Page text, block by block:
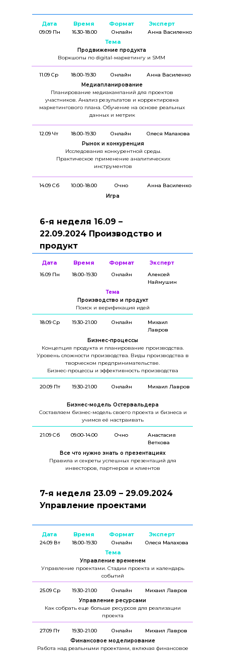
Дата Время Формат
Тема
Эксперт
09.09 Пн
11.09 Ср
16.30-18.00 Онлайн
Продвижение продукта
Воркшопы по digital-маркетингу и SMM
Анна Василенко
18.00-19.30
Онлайн
Медиапланирование
Планирование медиакампаний для проектов
участников. Анализ результатов и корректировка
маркетингового плана. Обучение на основе реальных
данных и метрик
Анна Василенко
12.09 Чт 18.00-19.30
14.09 Сб 10.00-18.00
Очно
Игра
Анна Василенко
Онлайн
Рынок и конкуренция
Исследования конкурентной среды.
Практическое применение аналитических
инструментов
Олеся Малахова
6-я неделя 16.09 –
22.09.2024 Производство и
продукт
Дата Время Формат
Тема
Эксперт
16.09 Пн
20.09 Пт
18.00-19.30 Онлайн
Производство и продукт
Поиск и верификация идей
Алексей
Наймушин
19.30-21.00
Очно
Бизнес-модель Остервальдера
Составляем бизнес-модель своего проекта и бизнеса и
учимся её настраивать
Михаил Лавров
18.09 Ср 19.30-21.00 Онлайн
Бизнес-процессы
Концепция продукта и планирование производства.
Уровень сложности производства. Виды производства в
творческом предпринимательстве.
Бизнес-процессы и эффективность производства
Михаил
Лавров
21.09 Сб 09.00-14.00
Онлайн
Все что нужно знать о презентациях
Правила и секреты успешных презентаций для
инвесторов, партнеров и клиентов
Анастасия
Веткова
7-я неделя 23.09 – 29.09.2024
Управление проектами
Дата Время Формат
Тема
Эксперт
24.09 Вт
25.09 Ср
18.00-19.30 Онлайн
Управление временем
Управление проектами. Стадии проекта и календарь
событий
Олеся Малахова
19.30-21.00
Онлайн
Управление ресурсами
Как собрать еще больше ресурсов для реализации
проекта
Михаил Лавров
27.09 Пт 19.30-21.00
Онлайн
Финансовое моделирование
Работа над реальными проектами, включая финансовое
Михаил Лавров